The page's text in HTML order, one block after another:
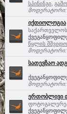
სპინინგი
მოდერატორი:
იქთიოლოგია
საქართველოს
წყლის
მოდერატორი:
სათევზაო
მოდერატორი:
ერთობლივი